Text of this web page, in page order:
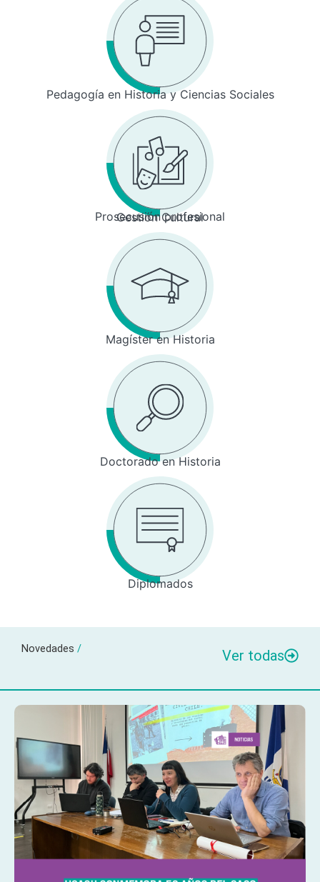
Pedagogía en Historia y Ciencias Sociales
Prosecusión profesional
Gestión Cultural
Magíster en Historia
Doctorado en Historia
Diplomados
Novedades / Ver todas